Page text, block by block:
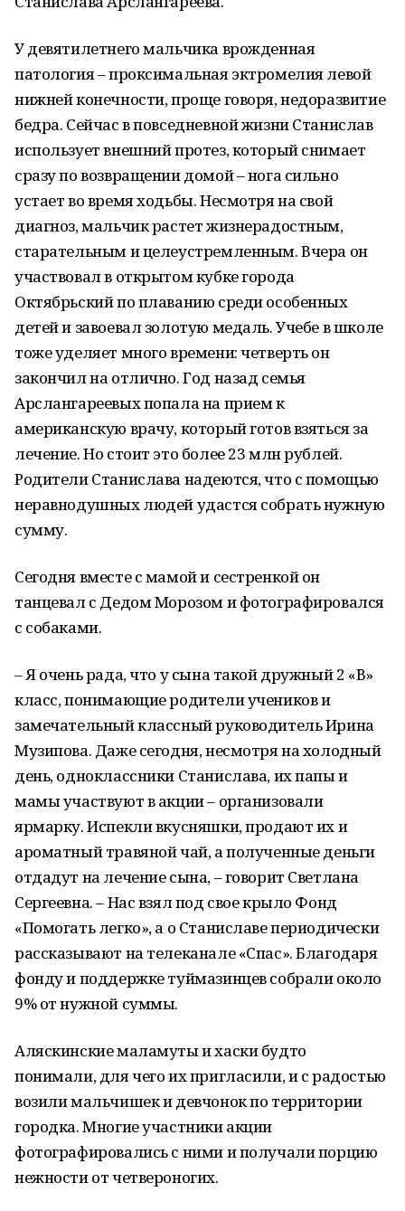
У девятилетнего мальчика врожденная
патология – проксимальная эктромелия левой
нижней конечности, проще говоря, недоразвитие
бедра. Сейчас в повседневной жизни Станислав
использует внешний протез, который снимает
сразу по возвращении домой – нога сильно
устает во время ходьбы. Несмотря на свой
диагноз, мальчик растет жизнерадостным,
старательным и целеустремленным. Вчера он
участвовал в открытом кубке города
Октябрьский по плаванию среди особенных
детей и завоевал золотую медаль. Учебе в школе
тоже уделяет много времени: четверть он
закончил на отлично. Год назад семья
Арслангареевых попала на прием к
американскую врачу, который готов взяться за
лечение. Но стоит это более 23 млн рублей.
Родители Станислава надеются, что с помощью
неравнодушных людей удастся собрать нужную
сумму.
Сегодня вместе с мамой и сестренкой он
танцевал с Дедом Морозом и фотографировался
с собаками.
– Я очень рада, что у сына такой дружный 2 «В»
класс, понимающие родители учеников и
замечательный классный руководитель Ирина
Музипова. Даже сегодня, несмотря на холодный
день, одноклассники Станислава, их папы и
мамы участвуют в акции – организовали
ярмарку. Испекли вкусняшки, продают их и
ароматный травяной чай, а полученные деньги
отдадут на лечение сына, – говорит Светлана
Сергеевна. – Нас взял под свое крыло Фонд
«Помогать легко», а о Станиславе периодически
рассказывают на телеканале «Спас». Благодаря
фонду и поддержке туймазинцев собрали около
9% от нужной суммы.
Аляскинские маламуты и хаски будто
понимали, для чего их пригласили, и с радостью
возили мальчишек и девчонок по территории
городка. Многие участники акции
фотографировались с ними и получали порцию
нежности от четвероногих.